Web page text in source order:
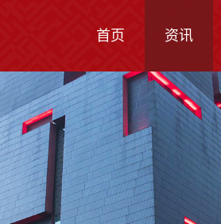
首页 资讯